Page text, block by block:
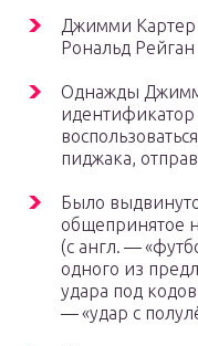
Джимми Картер
Рональд
Однажды
идентификатор
пиджака,
Было
общепринятое
(с англ. —
одного из
удара под
— «удар с